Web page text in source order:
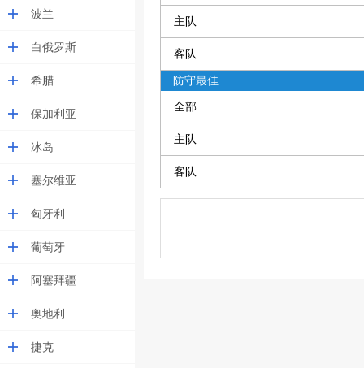
波兰
白俄罗斯
希腊
保加利亚
冰岛
塞尔维亚
匈牙利
葡萄牙
阿塞拜疆
奥地利
捷克
主队
客队
防守最佳
全部
主队
客队